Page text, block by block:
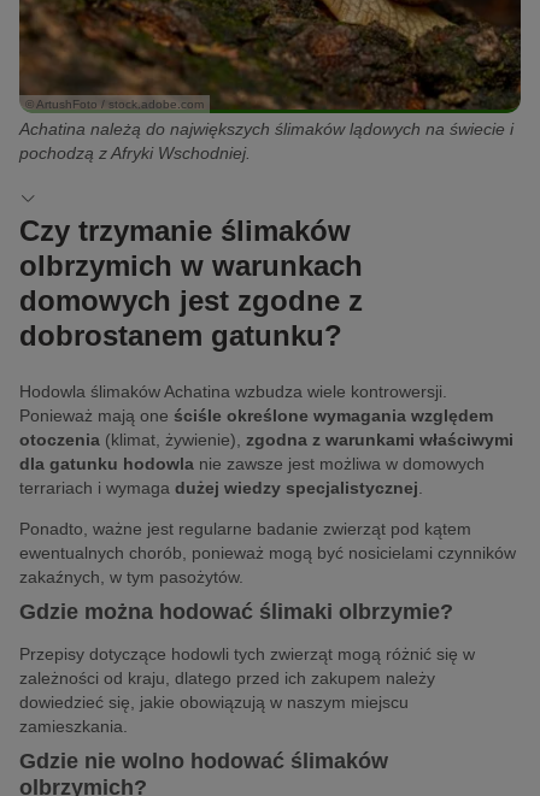
© ArtushFoto / stock.adobe.com
Achatina należą do największych ślimaków lądowych na świecie i
pochodzą z Afryki Wschodniej.
Czy trzymanie ślimaków
olbrzymich w warunkach
domowych jest zgodne z
dobrostanem gatunku?
Hodowla ślimaków Achatina wzbudza wiele kontrowersji.
Ponieważ mają one ściśle określone wymagania względem
otoczenia (klimat, żywienie), zgodna z warunkami właściwymi
dla gatunku hodowla nie zawsze jest możliwa w domowych
terrariach i wymaga dużej wiedzy specjalistycznej
Ponadto, ważne jest regularne badanie zwierząt pod kątem
ewentualnych chorób, ponieważ mogą być nosicielami czynników
zakaźnych, w tym pasożytów.
Gdzie można hodować ślimaki olbrzymie?
Przepisy dotyczące hodowli tych zwierząt mogą różnić się w
zależności od kraju, dlatego przed ich zakupem należy
dowiedzieć się, jakie obowiązują w naszym miejscu
zamieszkania.
Gdzie nie wolno hodować ślimaków
olbrzymich?